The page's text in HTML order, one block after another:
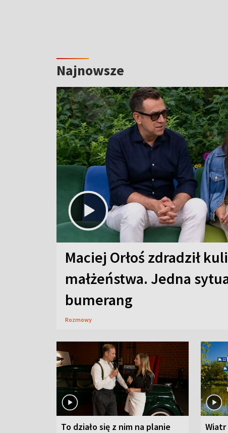
Najnowsze
Maciej Orłoś zdradził
małżeństwa. Jedna
bumerang
Rozmowy
To działo się z nim na planie